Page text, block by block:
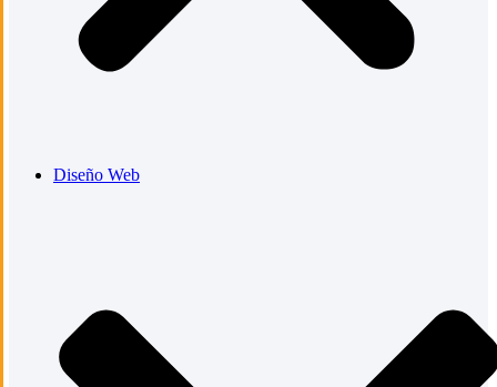
Diseño Web